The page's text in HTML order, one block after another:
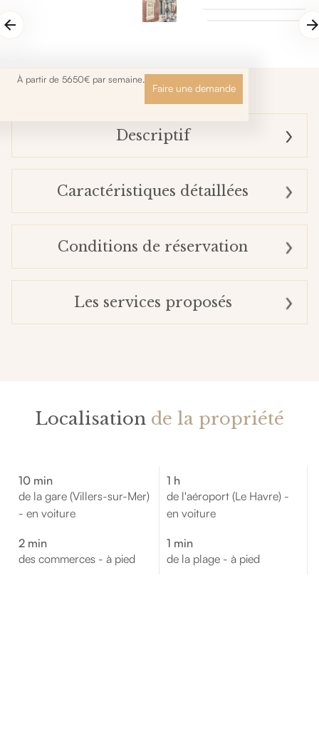
À partir de 5650€ par semaine.
Faire une demande
Descriptif
Caractéristiques détaillées
Conditions de réservation
Les services proposés
Localisation de la propriété
10 min
de la gare (Villers-sur-Mer)
- en voiture
1 h
de l'aéroport (Le Havre) -
en voiture
2 min
des commerces - à pied
1 min
de la plage - à pied